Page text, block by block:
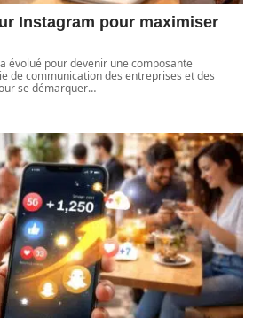
Instagram pour maximiser
évolué pour devenir une composante
de communication des entreprises et des
se démarquer…